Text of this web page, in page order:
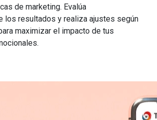
de marketing. Evalúa
los resultados y realiza ajustes según
maximizar el impacto de tus